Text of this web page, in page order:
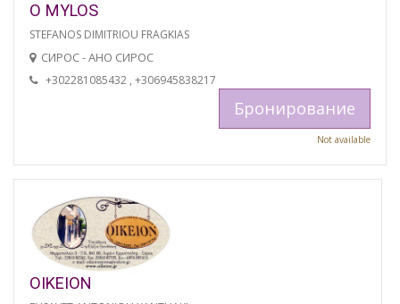
O MYLOS
STEFANOS DIMITRIOU FRAGKIAS
СИРОС - АНО СИРОС
+302281085432 , +306945838217
Бронирование
Not available
OIKEION